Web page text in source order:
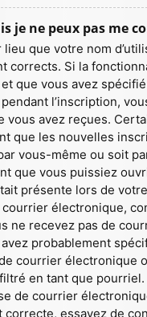
je ne peux pas me
que votre nom
corrects. Si la
que vous avez
l’inscription,
vous avez reçues.
que les nouvelles
vous-même ou soit
que vous puissiez
présente lors de
électronique,
ne recevez pas de
probablement
courrier électronique
en tant que pourriel.
de courrier
correcte, essayez de